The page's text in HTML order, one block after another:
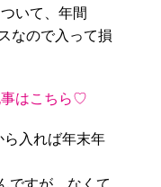
いて、年間
なので入って損
事はこちら♡
入れば年末年
ですが、なくて